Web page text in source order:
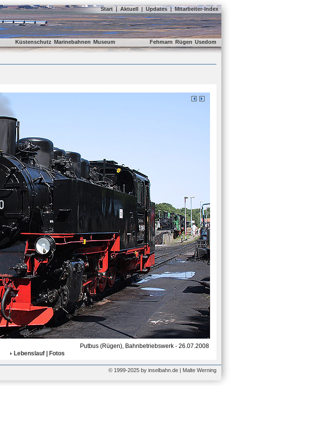
Start | Aktuell | Updates | Mitarbeiter-Index
Küstenschutz Marinebahnen Museum Fehmarn Rügen Usedom
Putbus (Rügen), Bahnbetriebswerk - 26.07.2008
Lebenslauf | Fotos
© 1999-2025 by inselbahn.de | Malte Werning